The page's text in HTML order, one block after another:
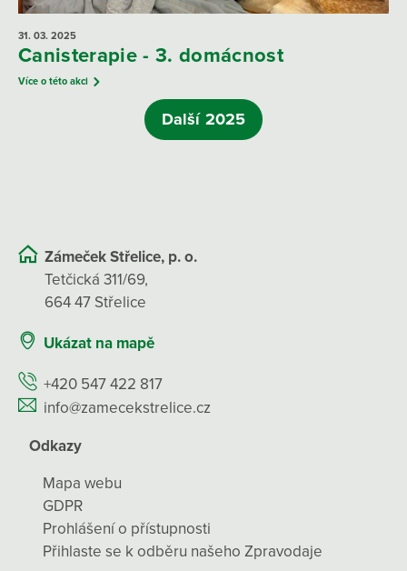
31. 03. 2025
Canisterapie - 3. domácnost
Více o této akci
Další 2025
Zámeček Střelice, p. o.
Tetčická 311/69,
664 47 Střelice
Ukázat na mapě
+420 547 422 817
info@zamecekstrelice.cz
Odkazy
Mapa webu
GDPR
Prohlášení o přístupnosti
Přihlaste se k odběru našeho Zpravodaje